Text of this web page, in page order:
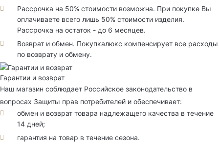
Рассрочка на 50% стоимости возможна. При покупке Вы
оплачиваете всего лишь 50% стоимости изделия.
Рассрочка на остаток - до 6 месяцев.
Возврат и обмен. Покупкалюкс компенсирует все расходы
по возврату и обмену.
Гарантии и возврат
Наш магазин соблюдает Российское законодательство в
вопросах Защиты прав потребителей и обеспечивает:
обмен и возврат товара надлежащего качества в течение
14 дней;
гарантия на товар в течение сезона.